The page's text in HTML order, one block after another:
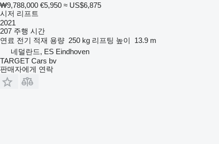
₩9,788,000 €5,950 ≈ US$6,875
시저 리프트
2021
207 주행 시간
연료 전기 적재 용량 250 kg 리프팅 높이
13.9 m
네덜란드, ES Eindhoven
TARGET Cars bv
판매자에게 연락